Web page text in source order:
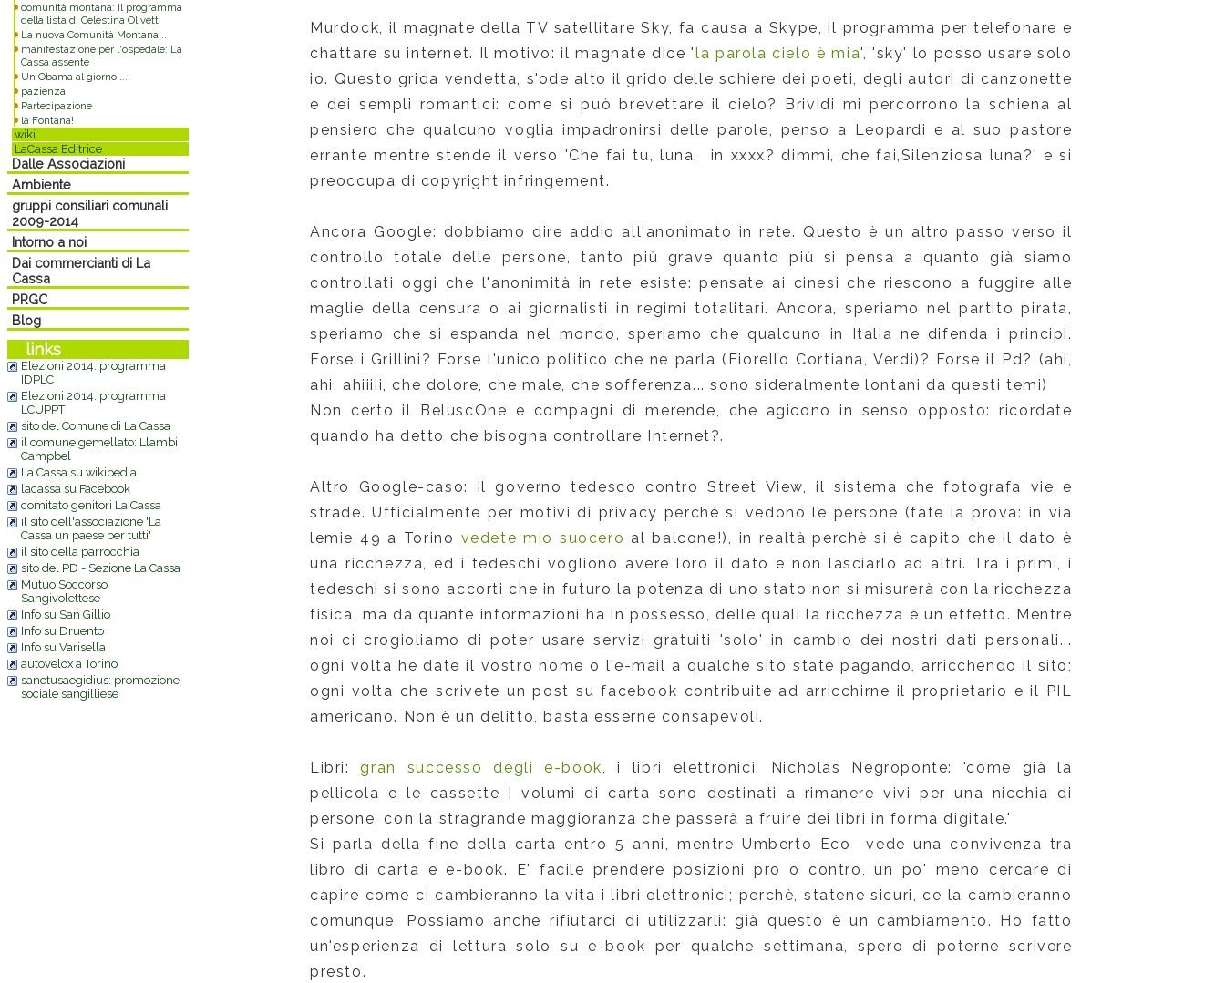
comunità montana: il programma
della lista di Celestina Olivetti
La nuova Comunità Montana...
manifestazione per l'ospedale: La
Cassa assente
Un Obama al giorno....
pazienza
Partecipazione
la Fontana!
wiki
LaCassa Editrice
Dalle Associazioni
Ambiente
gruppi consiliari comunali
2009-2014
Intorno a noi
Dai commercianti di La
Cassa
PRGC
Blog
links
Elezioni 2014: programma
IDPLC
Elezioni 2014: programma
LCUPPT
sito del Comune di La Cassa
il comune gemellato: Llambi
Campbel
La Cassa su wikipedia
lacassa su Facebook
comitato genitori La Cassa
il sito dell'associazione 'La
Cassa un paese per tutti'
il sito della parrocchia
sito del PD - Sezione La Cassa
Mutuo Soccorso
Sangivolettese
Info su San Gillio
Info su Druento
Info su Varisella
autovelox a Torino
sanctusaegidius: promozione
sociale sangilliese
Murdock, il magnate della TV satellitare Sky, fa causa a Skype, il programma per telefonare e
chattare su internet. Il motivo: il magnate dice 'la parola cielo è mia', 'sky' lo posso usare solo
io. Questo grida vendetta, s'ode alto il grido delle schiere dei poeti, degli autori di canzonette
e dei sempli romantici: come si può brevettare il cielo? Brividi mi percorrono la schiena al
pensiero che qualcuno voglia impadronirsi delle parole, penso a Leopardi e al suo pastore
errante mentre stende il verso 'Che fai tu, luna, in xxxx? dimmi, che fai,Silenziosa luna?' e si
preoccupa di copyright infringement.
Ancora Google: dobbiamo dire addio all'anonimato in rete. Questo è un altro passo verso il
controllo totale delle persone, tanto più grave quanto più si pensa a quanto già siamo
controllati oggi che l'anonimità in rete esiste: pensate ai cinesi che riescono a fuggire alle
maglie della censura o ai giornalisti in regimi totalitari. Ancora, speriamo nel partito pirata,
speriamo che si espanda nel mondo, speriamo che qualcuno in Italia ne difenda i principi.
Forse i Grillini? Forse l'unico politico che ne parla (Fiorello Cortiana, Verdi)? Forse il Pd? (ahi,
ahi, ahiiiii, che dolore, che male, che sofferenza... sono sideralmente lontani da questi temi)
Non certo il BeluscOne e compagni di merende, che agicono in senso opposto: ricordate
quando ha detto che bisogna controllare Internet?.
Altro Google-caso: il governo tedesco contro Street View, il sistema che fotografa vie e
strade. Ufficialmente per motivi di privacy perchè si vedono le persone (fate la prova: in via
lemie 49 a Torino vedete mio suocero al balcone!), in realtà perchè si è capito che il dato è
una ricchezza, ed i tedeschi vogliono avere loro il dato e non lasciarlo ad altri. Tra i primi, i
tedeschi si sono accorti che in futuro la potenza di uno stato non si misurerà con la ricchezza
fisica, ma da quante informazioni ha in possesso, delle quali la ricchezza è un effetto. Mentre
noi ci crogioliamo di poter usare servizi gratuiti 'solo' in cambio dei nostri dati personali...
ogni volta he date il vostro nome o l'e-mail a qualche sito state pagando, arricchendo il sito;
ogni volta che scrivete un post su facebook contribuite ad arricchirne il proprietario e il PIL
americano. Non è un delitto, basta esserne consapevoli.
Libri:gran successo degli e-book, i libri elettronici. Nicholas Negroponte: 'come già la
pellicola e le cassette i volumi di carta sono destinati a rimanere vivi per una nicchia di
persone, con la stragrande maggioranza che passerà a fruire dei libri in forma digitale.'
Si parla della fine della carta entro 5 anni, mentre Umberto Eco vede una convivenza tra
libro di carta e e-book. E' facile prendere posizioni pro o contro, un po' meno cercare di
capire come ci cambieranno la vita i libri elettronici; perchè, statene sicuri, ce la cambieranno
comunque. Possiamo anche rifiutarci di utilizzarli: già questo è un cambiamento. Ho fatto
un'esperienza di lettura solo su e-book per qualche settimana, spero di poterne scrivere
presto.